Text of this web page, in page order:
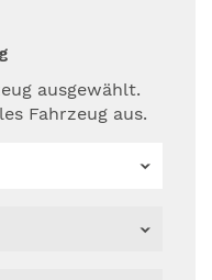
ausgewählt.
Fahrzeug aus.